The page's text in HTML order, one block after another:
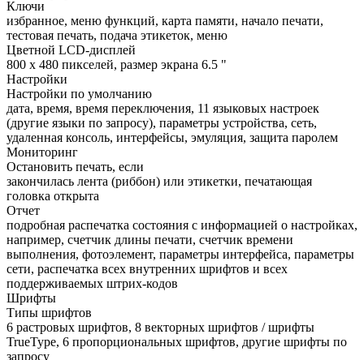
Ключи
избранное, меню функций, карта памяти, начало печати,
тестовая печать, подача этикеток, меню
Цветной LCD-дисплей
800 x 480 пикселей, размер экрана 6.5 "
Настройки
Настройки по умолчанию
дата, время, время переключения, 11 языковых настроек
(другие языки по запросу), параметры устройства, сеть,
удаленная консоль, интерфейсы, эмуляция, защита паролем
Мониторинг
Остановить печать, если
закончилась лента (риббон) или этикетки, печатающая
головка открыта
Отчет
подробная распечатка состояния с информацией о настройках,
например, счетчик длины печати, счетчик времени
выполнения, фотоэлемент, параметры интерфейса, параметры
сети, распечатка всех внутренних шрифтов и всех
поддерживаемых штрих-кодов
Шрифты
Типы шрифтов
6 растровых шрифтов, 8 векторных шрифтов / шрифты
TrueType, 6 пропорциональных шрифтов, другие шрифты по
запросу